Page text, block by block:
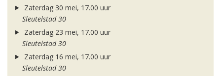
Zaterdag 30 mei, 17.00 uur
Sleutelstad 30
Zaterdag 23 mei, 17.00 uur
Sleutelstad 30
Zaterdag 16 mei, 17.00 uur
Sleutelstad 30